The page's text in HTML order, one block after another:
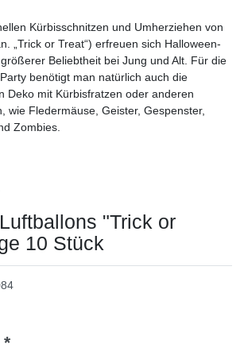
Kürbisschnitzen und Umherziehen von
„Trick or Treat“) erfreuen sich Halloween-
Beliebtheit bei Jung und Alt. Für die
benötigt man natürlich auch die
Deko mit Kürbisfratzen oder anderen
wie Fledermäuse, Geister, Gespenster,
Zombies.
"Trick or
10 Stück
*